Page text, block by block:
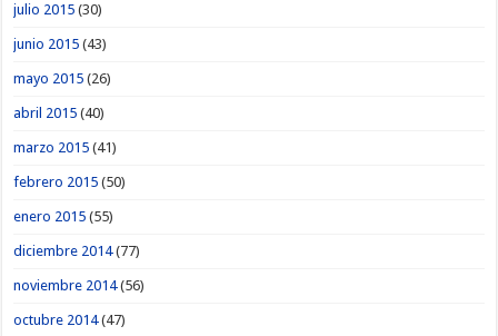
julio 2015 (30)
junio 2015 (43)
mayo 2015 (26)
abril 2015 (40)
marzo 2015 (41)
febrero 2015 (50)
enero 2015 (55)
diciembre 2014(77)
noviembre 2014(56)
octubre 2014(47)